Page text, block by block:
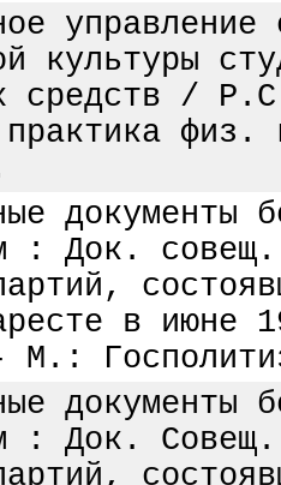
управление
культуры
средств /
практика
документы
: Док. совещ.
в июне
М.:
документы
: Док. Совещ.